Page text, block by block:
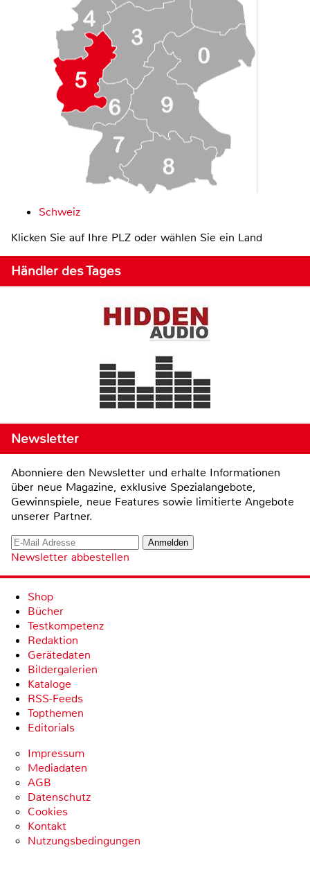
Schweiz
Klicken Sie auf Ihre PLZ oder wählen Sie ein Land
Händler des Tages
Newsletter
Abonniere den Newsletter und erhalte Informationen
über neue Magazine, exklusive Spezialangebote,
Gewinnspiele, neue Features sowie limitierte Angebote
unserer Partner.
Newsletter abbestellen
Shop
Bücher
Testkompetenz
Redaktion
Gerätedaten
Bildergalerien
Kataloge
RSS-Feeds
Topthemen
Editorials
Impressum
Mediadaten
AGB
Datenschutz
Cookies
Kontakt
Nutzungsbedingungen